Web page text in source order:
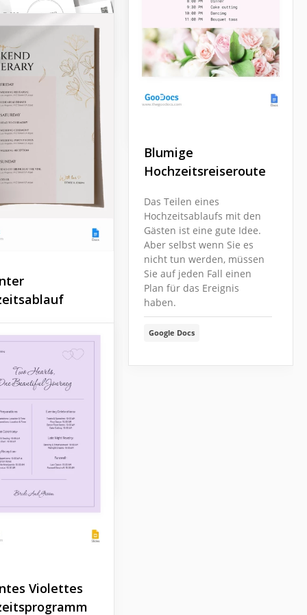
eine kostenlose
oder diese
Vorlage für den
Plan direkt
Rustikales
Hochzeitswochenende
Reiseroute
sich eine Sinfonie
und unsere
Hochzeitszeitplan-
ist der Taktstock
der sie mit
orchestriert.
Google Slides
Violettes
Blumige
Hochzeitsreiseroute
Das Teilen eines
Hochzeitsablaufs mit den
Gästen ist eine gute Idee.
Aber selbst wenn Sie es
nicht tun werden, müssen
Sie auf jeden Fall einen
Plan für das Ereignis
haben.
Google Docs